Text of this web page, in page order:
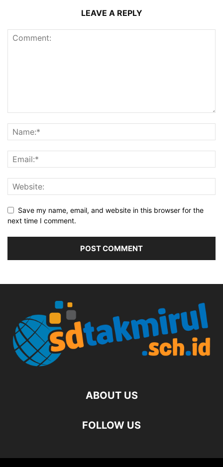
LEAVE A REPLY
Save my name, email, and website in this browser for the
next time I comment.
ABOUT US
FOLLOW US